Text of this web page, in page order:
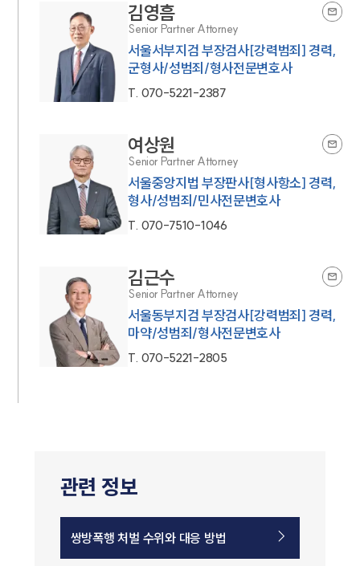
김영흠
Senior Partner Attorney
서울서부지검 부장검사[강력범죄] 경력,
군형사/성범죄/형사전문변호사
T. 070-5221-2387
여상원
Senior Partner Attorney
서울중앙지법 부장판사[형사항소] 경력,
형사/성범죄/민사전문변호사
T. 070-7510-1046
김근수
Senior Partner Attorney
서울동부지검 부장검사[강력범죄] 경력,
마약/성범죄/형사전문변호사
T. 070-5221-2805
관련 정보
쌍방폭행 처벌 수위와 대응 방법